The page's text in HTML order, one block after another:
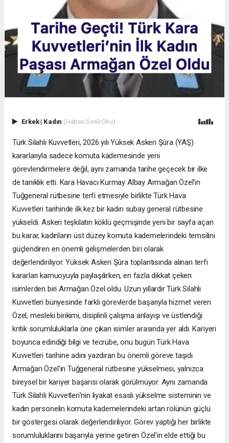
Erkek| Kadın (Haberi Sesli Oku)
Türk Silahlı Kuvvetleri, 2026 yılı Yüksek Askeri Şûra (YAŞ)
kararlarıyla sadece komuta kademesinde yeni
görevlendirmelere değil, aynı zamanda tarihe geçecek bir ilke
de tanıklık etti. Kara Havacı Kurmay Albay Armağan Özel'in
Tuğgeneral rütbesine terfi etmesiyle birlikte Türk Hava
Kuvvetleri tarihinde ilk kez bir kadın subay general rütbesine
yükseldi. Askeri teşkilatın köklü geçmişinde yeni bir sayfa açan
bu karar, kadınların üst düzey komuta kademelerindeki temsilini
güçlendiren en önemli gelişmelerden biri olarak
değerlendiriliyor. Yüksek Askeri Şûra toplantısında alınan terfi
kararları kamuoyuyla paylaşılırken, en fazla dikkat çeken
isimlerden biri Armağan Özel oldu. Uzun yıllardır Türk Silahlı
Kuvvetleri bünyesinde farklı görevlerde başarıyla hizmet veren
Özel, mesleki birikimi, disiplinli çalışma anlayışı ve üstlendiği
kritik sorumluluklarla öne çıkan isimler arasında yer aldı. Kariyeri
boyunca edindiği bilgi ve tecrübe, onu bugün Türk Hava
Kuvvetleri tarihine adını yazdıran bu önemli göreve taşıdı.
Armağan Özel'in Tuğgeneral rütbesine yükselmesi, yalnızca
bireysel bir kariyer başarısı olarak görülmüyor. Aynı zamanda
Türk Silahlı Kuvvetleri'nin liyakat esaslı yükselme sisteminin ve
kadın personelin komuta kademelerindeki artan rolünün güçlü
bir göstergesi olarak değerlendiriliyor. Görev yaptığı her birlikte
sorumluluklarını başarıyla yerine getiren Özel'in elde ettiği bu